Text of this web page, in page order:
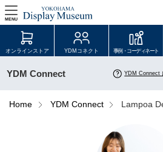
MENU
ログイン・会員登録
オンラインストア YDMコネクト 事例・コーディネート
YDM Connect YDM Connect
Home YDM Connect Lampoa